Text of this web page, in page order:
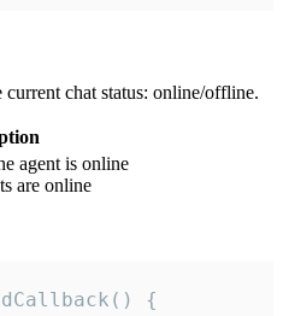
chat status: online/offline.
agent is online
are online
{